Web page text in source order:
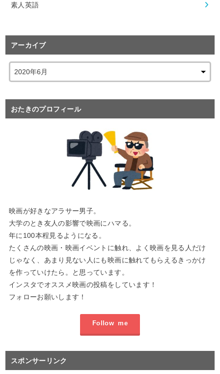
素人英語
アーカイブ
おたきのプロフィール
映画が好きなアラサー男子。
大学のとき友人の影響で映画にハマる。
年に100本程見るようになる。
たくさんの映画・映画イベントに触れ、よく映画を見る人だけ
じゃなく、あまり見ない人にも映画に触れてもらえるきっかけ
を作っていけたら。と思っています。
インスタでオススメ映画の投稿をしています！
フォローお願いします！
Follow me
スポンサーリンク